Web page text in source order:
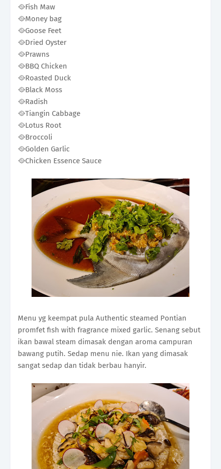
🥘Fish Maw
🥘Money bag
🥘Goose Feet
🥘Dried Oyster
🥘Prawns
🥘BBQ Chicken
🥘Roasted Duck
🥘Black Moss
🥘Radish
🥘Tiangin Cabbage
🥘Lotus Root
🥘Broccoli
🥘Golden Garlic
🥘Chicken Essence Sauce
Menu yg keempat pula Authentic steamed Pontian
promfet fish with fragrance mixed garlic. Senang sebut
ikan bawal steam dimasak dengan aroma campuran
bawang putih. Sedap menu nie. Ikan yang dimasak
sangat sedap dan tidak berbau hanyir.